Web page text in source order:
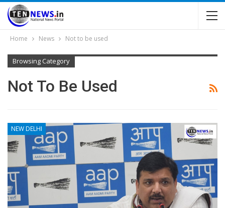
Home News Not to be used
Browsing Category
Not To Be Used
NEW DELHI